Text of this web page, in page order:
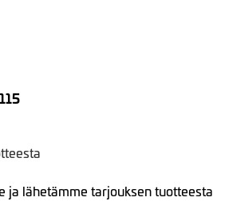
ja lähetämme tarjouksen tuotteesta